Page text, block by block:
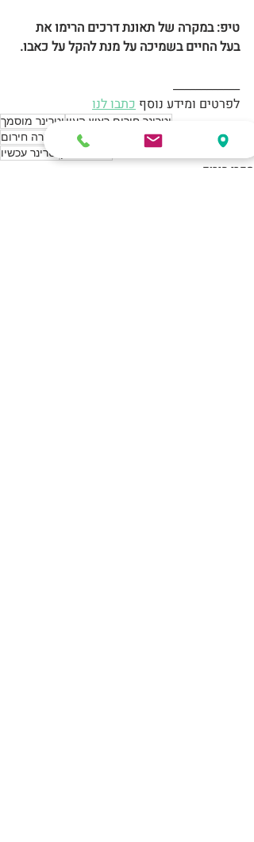
טיפ: במקרה של תאונת דרכים הרימו את
בעל החיים בשמיכה על מנת להקל על כאבו.
____________
לפרטים ומידע נוסף כתבו לנו
וטרינר חירום ראש העין וטרינר מוסמך
אוכל רפואי לכלביםוטרינר חירום
וטרינר מקרה חירום
וטרינר עכשיו
מקרי חירום